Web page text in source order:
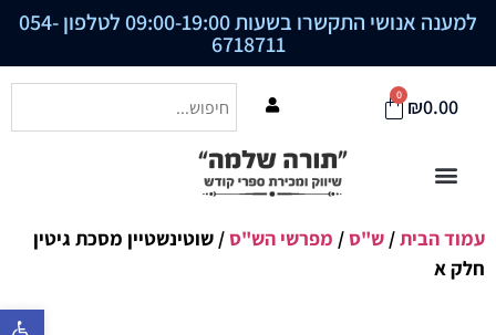
פתח סרגל
למענה אנושי התקשרו בשעות 09:00-19:00 לטלפון 054-
6718711
₪0.00
0
עמוד הבית/ ש"ס/ מפרשי הש"ס/ שוטינשטיין מסכת גיטין
חלק א